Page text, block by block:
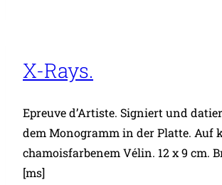
X-Rays.
Epreuve d’Artiste. Signiert und
dem Monogramm in der Platte. Auf
chamoisfarbenem Vélin. 12 x 9 cm.
[ms]